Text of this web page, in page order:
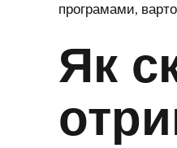
програмами,
Як